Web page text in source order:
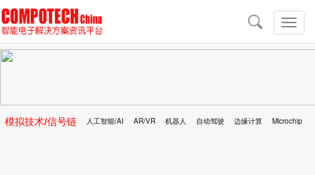
切
换
导
导
航
模拟技术/信号链 人工智能/AI AR/VR 机器人 自动驾驶 边缘计算 Microchip